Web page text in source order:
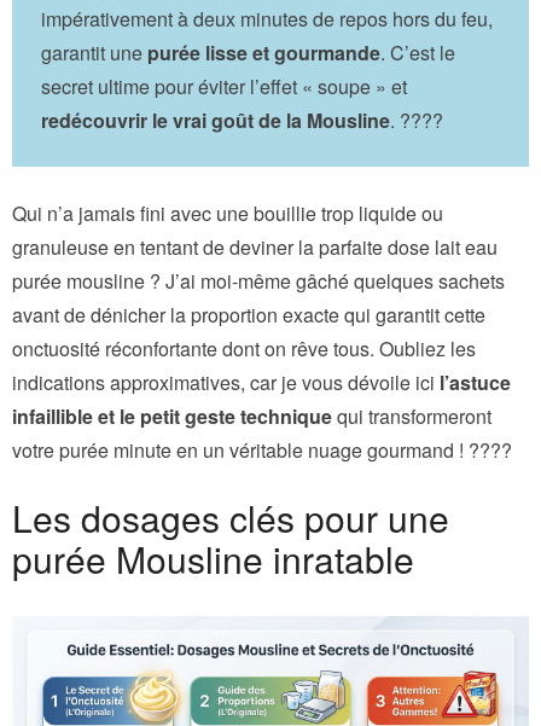
impérativement à deux minutes de repos hors du feu,
garantit une purée lisse et gourmande. C’est le
secret ultime pour éviter l’effet « soupe » et
redécouvrir le vrai goût de la Mousline. ????
Qui n’a jamais fini avec une bouillie trop liquide ou
granuleuse en tentant de deviner la parfaite dose lait eau
purée mousline ? J’ai moi-même gâché quelques sachets
avant de dénicher la proportion exacte qui garantit cette
onctuosité réconfortante dont on rêve tous. Oubliez les
indications approximatives, car je vous dévoile ici l’astuce
infaillible et le petit geste techniquequi transformeront
votre purée minute en un véritable nuage gourmand ! ????
Les dosages clés pour une
purée Mousline inratable